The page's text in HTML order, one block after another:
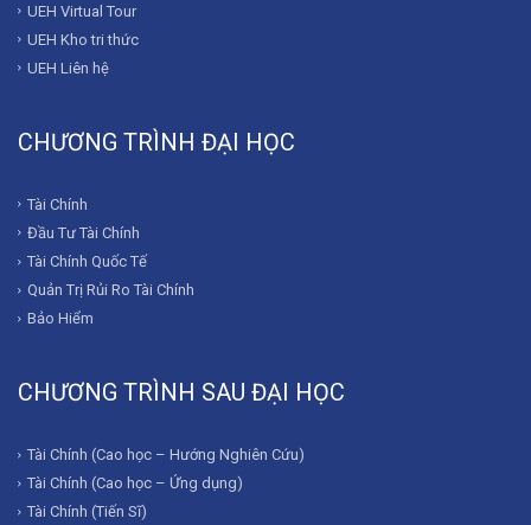
UEH Virtual Tour
UEH Kho tri thức
UEH Liên hệ
CHƯƠNG TRÌNH ĐẠI HỌC
Tài Chính
Đầu Tư Tài Chính
Tài Chính Quốc Tế
Quản Trị Rủi Ro Tài Chính
Bảo Hiểm
CHƯƠNG TRÌNH SAU ĐẠI HỌC
Tài Chính (Cao học – Hướng Nghiên Cứu)
Tài Chính (Cao học – Ứng dụng)
Tài Chính (Tiến Sĩ)